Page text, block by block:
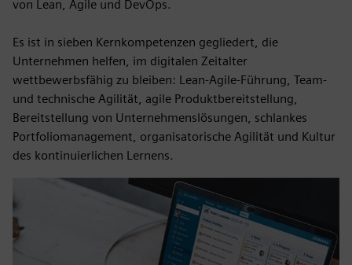
von Lean, Agile und DevOps.
Es ist in sieben Kernkompetenzen gegliedert, die
Unternehmen helfen, im digitalen Zeitalter
wettbewerbsfähig zu bleiben: Lean-Agile-Führung, Team-
und technische Agilität, agile Produktbereitstellung,
Bereitstellung von Unternehmenslösungen, schlankes
Portfoliomanagement, organisatorische Agilität und Kultur
des kontinuierlichen Lernens.